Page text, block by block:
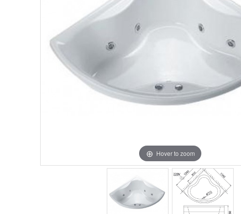
Hover to zoom
Hover to zoom